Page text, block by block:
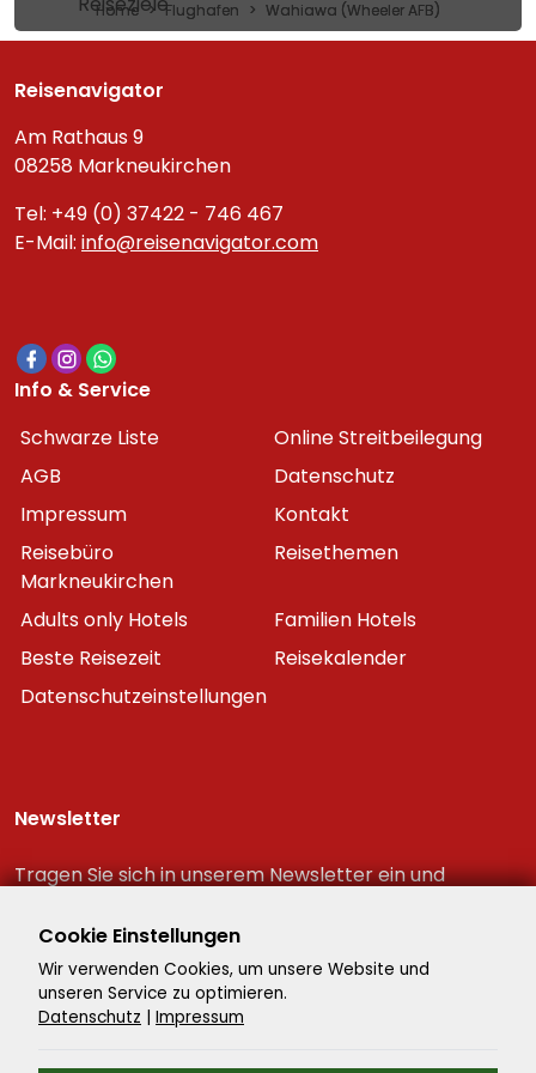
Home Flughafen Wahiawa (Wheeler AFB)
Reisenavigator
Am Rathaus 9
08258 Markneukirchen
Tel: +49 (0) 37422 - 746 467
E-Mail: info@reisenavigator.com
Info & Service
Schwarze Liste
Online Streitbeilegung
AGB
Datenschutz
Impressum
Kontakt
Reisebüro
Markneukirchen
Reisethemen
Adults only Hotels
Familien Hotels
Beste Reisezeit
Reisekalender
Datenschutzeinstellungen
Newsletter
Tragen Sie sich in unserem Newsletter ein und
Reiseschnäppchen!
Cookie Einstellungen
Wir verwenden Cookies, um unsere Website und
unseren Service zu optimieren.
Datenschutz | Impressum